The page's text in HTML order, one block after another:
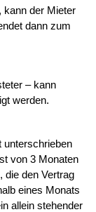
kann der Mieter
dann zum
– kann
werden.
unterschrieben
von 3 Monaten
die den Vertrag
eines Monats
allein stehender